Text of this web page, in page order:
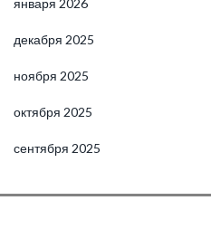
января 2026
декабря 2025
ноября 2025
октября 2025
сентября 2025